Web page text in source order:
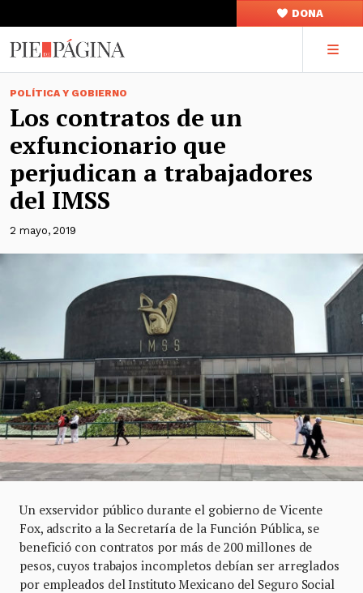
DONA
POLÍTICA Y GOBIERNO
Los contratos de un
exfuncionario que
perjudican a trabajadores
del IMSS
2 mayo, 2019
Un exservidor público durante el gobierno de Vicente
Fox, adscrito a la Secretaría de la Función Pública, se
benefició con contratos por más de 200 millones de
pesos, cuyos trabajos incompletos debían ser arreglados
por empleados del Instituto Mexicano del Seguro Social